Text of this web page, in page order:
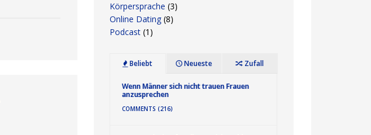
Körpersprache (3)
Online Dating(8)
Podcast(1)
Beliebt Neueste Zufall
Wenn Männer sich nicht trauen Frauen
anzusprechen
COMMENTS (216)